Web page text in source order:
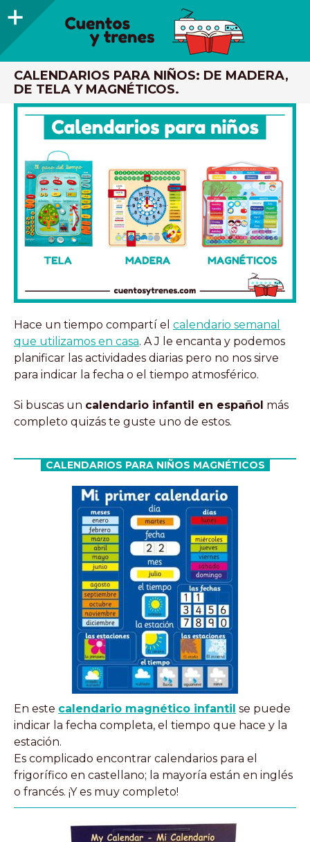
Barra
CUENTOS Y TRENES
TRENES DE MADERA Y LIBROS INFANTILES RECOMENDADOS
CALENDARIOS PARA NIÑOS: DE MADERA,
DE TELA Y MAGNÉTICOS.
Hace un tiempo compartí el calendario semanal
que utilizamos en casa. A J le encanta y podemos
planificar las actividades diarias pero no nos sirve
para indicar la fecha o el tiempo atmosférico.
Si buscas un calendario infantil en español más
completo quizás te guste uno de estos.
CALENDARIOS PARA NIÑOS MAGNÉTICOS
En este calendario magnético infantil se puede
indicar la fecha completa, el tiempo que hace y la
estación.
Es complicado encontrar calendarios para el
frigorífico en castellano; la mayoría están en inglés
o francés. ¡Y es muy completo!